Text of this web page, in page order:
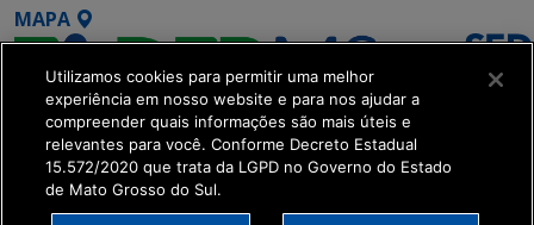
MAPA
SETDIG | Secretaria-
Executiva de
Utilizamos cookies para permitir uma melhor
experiência em nosso website e para nos ajudar a
compreender quais informações são mais úteis e
relevantes para você. Conforme Decreto Estadual
15.572/2020 que trata da LGPD no Governo do Estado
de Mato Grosso do Sul.